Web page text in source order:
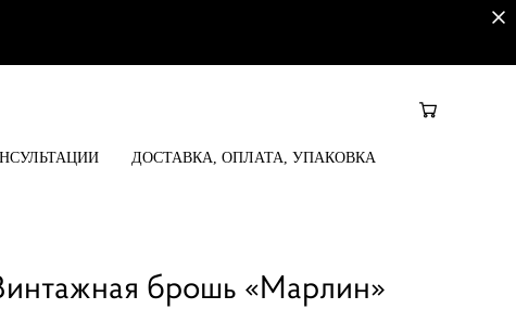
ДОСТАВКА, ОПЛАТА, УПАКОВКА
брошь «Марлин»